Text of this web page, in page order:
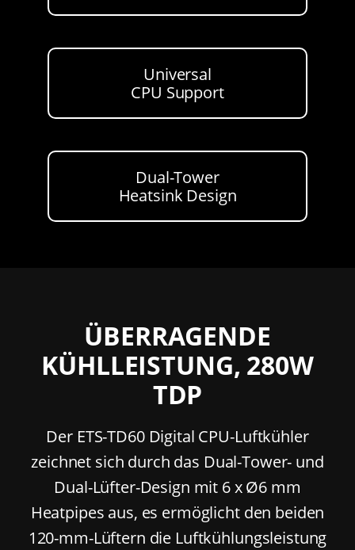
Universal
CPU Support
Dual-Tower
Heatsink Design
ÜBERRAGENDE
KÜHLLEISTUNG, 280W
TDP
Der ETS-TD60 Digital CPU-Luftkühler
zeichnet sich durch das Dual-Tower- und
Dual-Lüfter-Design mit 6 x Ø6 mm
Heatpipes aus, es ermöglicht den beiden
120-mm-Lüftern die Luftkühlungsleistung